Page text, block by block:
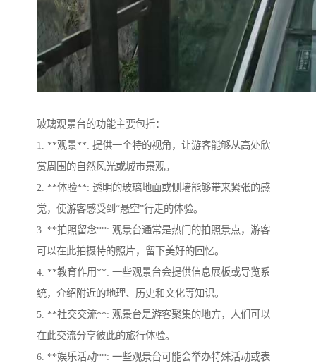
玻璃观景台的功能主要包括：
1. **观景**: 提供一个特的视角，让游客能够从高处欣
赏周围的自然风光或城市景观。
2. **体验**: 透明的玻璃地面或侧墙能够带来紧张的感
觉，使游客感受到“悬空”行走的体验。
3. **拍照留念**: 观景台通常是热门的拍照景点，游客
可以在此拍摄特的照片，留下美好的回忆。
4. **教育作用**: 一些观景台会提供信息展板或导览系
统，介绍附近的地理、历史和文化等知识。
5. **社交交流**: 观景台是游客聚集的地方，人们可以
在此交流分享彼此的旅行体验。
6. **娱乐活动**: 一些观景台可能会举办特殊活动或表